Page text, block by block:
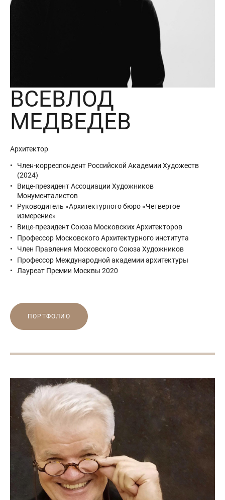
ВСЕВЛОД
МЕДВЕДЕВ
Архитектор
Член-корреспондент Российской Академии Художеств
(2024)
Вице-президент Ассоциации Художников
Монументалистов
Руководитель «Архитектурного бюро «Четвертое
измерение»
Вице-президент Союза Московских Архитекторов
Профессор Московского Архитектурного института
Член Правления Московского Союза Художников
Профессор Международной академии архитектуры
Лауреат Премии Москвы 2020
ПОРТФОЛИО